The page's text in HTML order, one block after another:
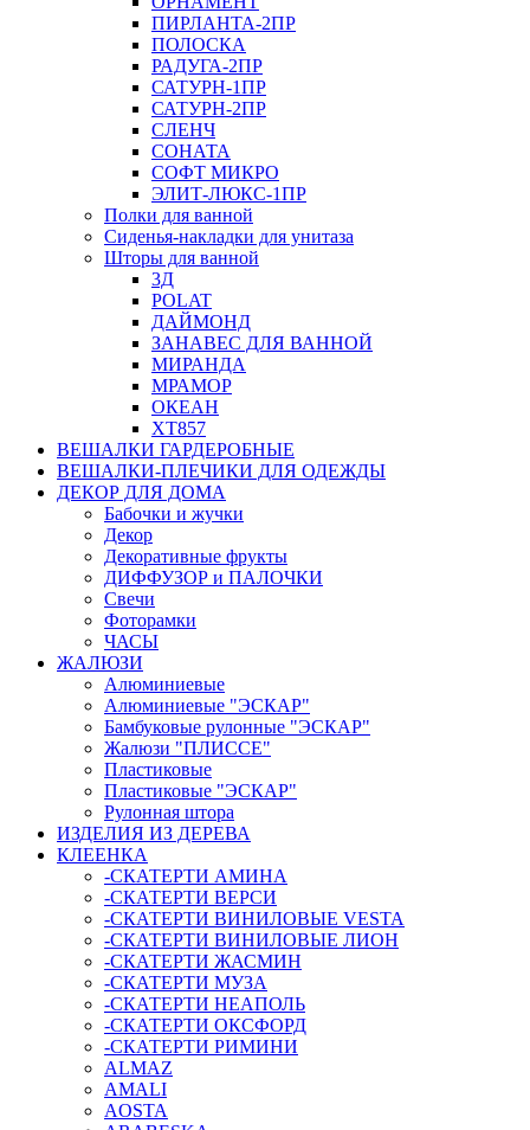
ПИРЛАНТА-2ПР
ПОЛОСКА
РАДУГА-2ПР
САТУРН-1ПР
САТУРН-2ПР
СЛЕНЧ
СОНАТА
СОФТ МИКРО
ЭЛИТ-ЛЮКС-1ПР
Полки для ванной
Сиденья-накладки для унитаза
Шторы для ванной
3Д
POLAT
ДАЙМОНД
ЗАНАВЕС ДЛЯ ВАННОЙ
МИРАНДА
МРАМОР
ОКЕАН
ХТ857
ВЕШАЛКИ ГАРДЕРОБНЫЕ
ВЕШАЛКИ-ПЛЕЧИКИ ДЛЯ ОДЕЖДЫ
ДЕКОР ДЛЯ ДОМА
Бабочки и жучки
Декор
Декоративные фрукты
ДИФФУЗОР и ПАЛОЧКИ
Свечи
Фоторамки
ЧАСЫ
ЖАЛЮЗИ
Алюминиевые
Алюминиевые "ЭСКАР"
Бамбуковые рулонные "ЭСКАР"
Жалюзи "ПЛИССЕ"
Пластиковые
Пластиковые "ЭСКАР"
Рулонная штора
ИЗДЕЛИЯ ИЗ ДЕРЕВА
КЛЕЕНКА
-СКАТЕРТИ АМИНА
-СКАТЕРТИ ВЕРСИ
-СКАТЕРТИ ВИНИЛОВЫЕ VESTA
-СКАТЕРТИ ВИНИЛОВЫЕ ЛИОН
-СКАТЕРТИ ЖАСМИН
-СКАТЕРТИ МУЗА
-СКАТЕРТИ НЕАПОЛЬ
-СКАТЕРТИ ОКСФОРД
-СКАТЕРТИ РИМИНИ
ALMAZ
AMALI
AOSTA